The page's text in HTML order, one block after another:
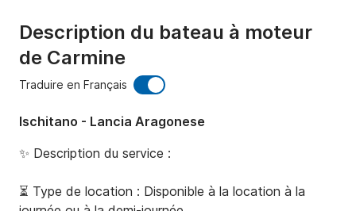
Description du bateau à moteur
de Carmine
Traduire en Français
Ischitano - Lancia Aragonese
✨ Description du service :
⏳ Type de location : Disponible à la location à la